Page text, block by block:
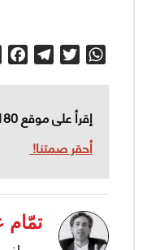
WhatsApp
Twitter
إقرأ على موقع 180
أحقر صمتنا!
تمّام